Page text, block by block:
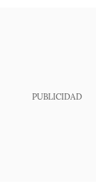
PUBLICIDAD